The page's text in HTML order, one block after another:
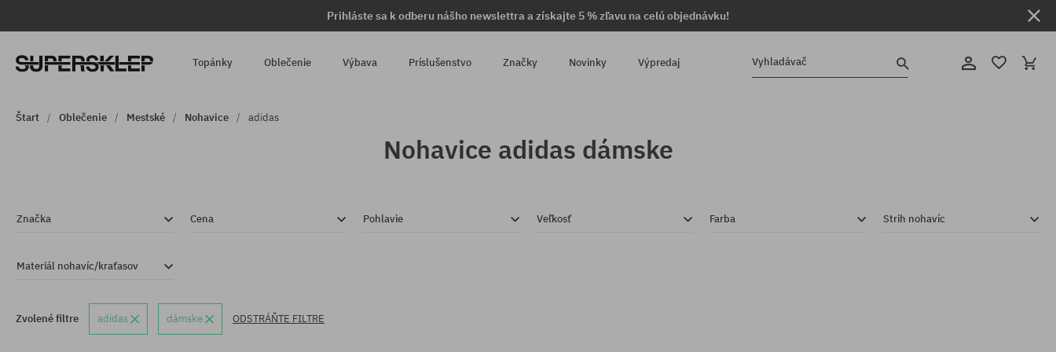
Prihláste sa k odberu nášho newslettra a získajte 5 % zľavu na celú objednávku!
Topánky Oblečenie Výbava Príslušenstvo Značky Novinky Výpredaj Vyhladávač
Štart Oblečenie Mestské Nohavice adidas
Nohavice adidas dámske
Značka Cena Pohlavie Veľkosť Farba Strih nohavíc
Materiál nohavíc/kraťasov
Zvolené filtre adidas dámske ODSTRÁŇTE FILTRE